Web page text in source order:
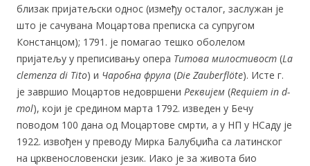
близак пријатељски однос (између осталог, заслужан је
што је сачувана Моцартова преписка са супругом
Констанцом); 1791. је помагао тешко оболелом
пријатељу у преписивању опера Титова милостивост (La
clemenza di Tito) и Чаробна фрула (Die Zauberflöte). Исте г.
је завршио Моцартов недовршени Реквијем (Requiem in d-
mol), који је средином марта 1792. изведен у Бечу
поводом 100 дана од Моцартове смрти, а у НП у НСаду је
1922. извођен у преводу Мирка Балубџића са латинског
на црквенословенски језик. Иако је за живота био